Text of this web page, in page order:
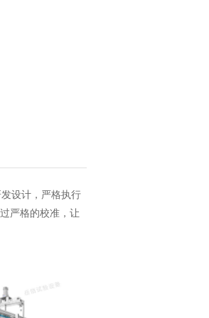
设计，严格执行
严格的校准，让